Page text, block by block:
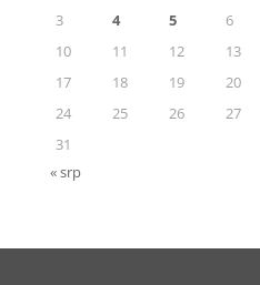
3
4 5 6
10
11 12 13
17
18 19 20
24
25 26 27
31
« srp